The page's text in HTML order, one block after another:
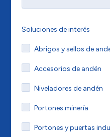
Soluciones de interés
Abrigos y sellos de
Accesorios de andén
Niveladores de andén
Portones minería
Portones y puertas